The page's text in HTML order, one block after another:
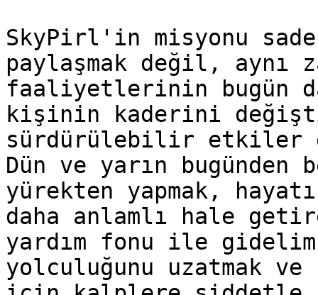
SkyPirl'in misyonu
paylaşmak değil, aynı
faaliyetlerinin bugün
kişinin kaderini
sürdürülebilir etkiler
Dün ve yarın
yürekten yapmak,
daha anlamlı hale
yardım fonu ile
yolculuğunu uzatmak